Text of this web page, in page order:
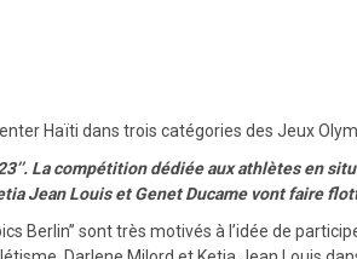
Haïti dans trois catégories des Jeux
La compétition dédiée aux athlètes
Jean Louis et Genet Ducame vont faire
Berlin’’ sont très motivés à l’idée de